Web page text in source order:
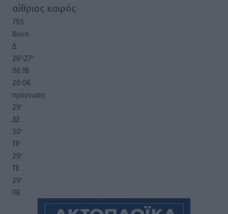
αίθριος καιρός
75%
8km/h
Δ
26°/27°
06:18
20:06
πρόγνωση:
29°
ΔΕ
30°
ΤΡ
29°
ΤΕ
29°
ΠΕ